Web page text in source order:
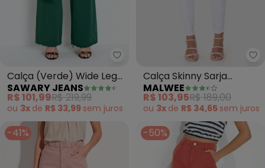
Sawary Jeans - Calça (Verde)
Calça (Verde) Wide Leg
com Bolsos Sawary
SAWARY JEANS
R$ 101,99R$ 219,99
ou 3x de R$ 33,99 sem juros
Calça Skinny Sarja
Stretch (Branco)
MALWEE
R$ 103,95R$ 189,00
ou 3x de R$ 34,65 sem juros
-41% -50%